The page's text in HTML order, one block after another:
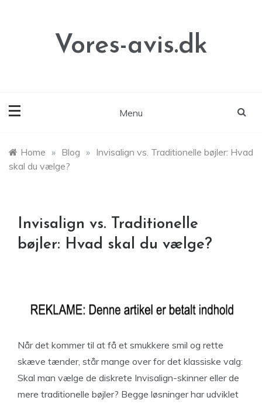
Vores-avis.dk
Menu
Home » Blog » Invisalign vs. Traditionelle bøjler: Hvad
skal du vælge?
Invisalign vs. Traditionelle
bøjler: Hvad skal du vælge?
Når det kommer til at få et smukkere smil og rette
skæve tænder, står mange over for det klassiske valg:
Skal man vælge de diskrete Invisalign-skinner eller de
mere traditionelle bøjler? Begge løsninger har udviklet